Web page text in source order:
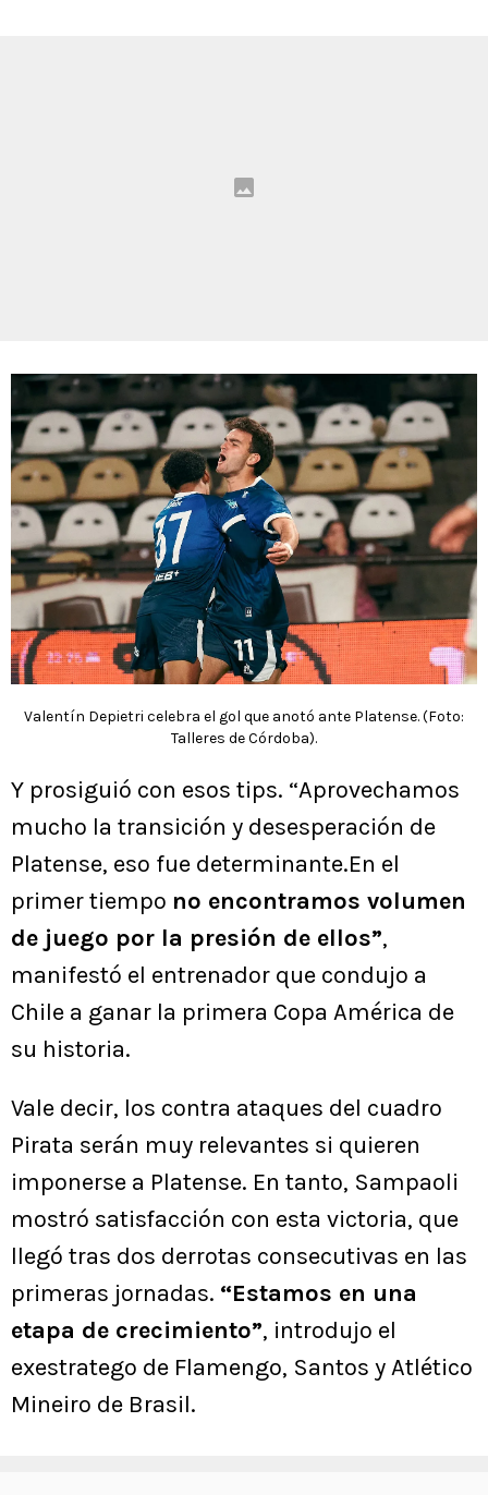
Valentín Depietri celebra el gol que anotó ante Platense. (Foto:
Talleres de Córdoba).
Y prosiguió con esos tips. “Aprovechamos
mucho la transición y desesperación de
Platense, eso fue determinante.En el
primer tiempo no encontramos volumen
de juego por la presión de ellos”,
manifestó el entrenador que condujo a
Chile a ganar la primera Copa América de
su historia.
Vale decir, los contra ataques del cuadro
Pirata serán muy relevantes si quieren
imponerse a Platense. En tanto, Sampaoli
mostró satisfacción con esta victoria, que
llegó tras dos derrotas consecutivas en las
primeras jornadas. “Estamos en una
etapa de crecimiento”, introdujo el
exestratego de Flamengo, Santos y Atlético
Mineiro de Brasil.